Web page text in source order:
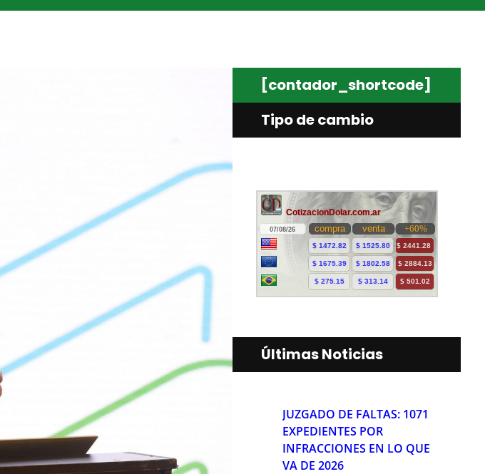
[contador_shortcode]
Tipo de cambio
Últimas Noticias
JUZGADO DE FALTAS: 1071
EXPEDIENTES POR
INFRACCIONES EN LO QUE
VA DE 2026